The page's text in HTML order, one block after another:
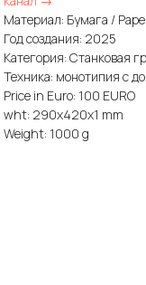
Материал: Бумага /
Год создания: 2025
Категория: Станковая
Техника: монотипия с
Price in Euro: 100 EURO
wht: 290x420x1 mm
Weight: 1000 g